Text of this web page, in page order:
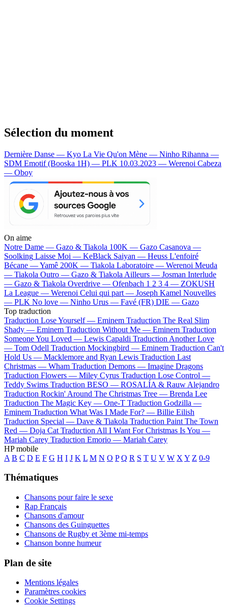
Sélection du moment
Dernière Danse — Kyo La Vie Qu'on Mène — Ninho Rihanna —
SDM Emotif (Booska 1H) — PLK 10.03.2023 — Werenoi Cabeza
— Oboy
On aime
Notre Dame — Gazo & Tiakola 100K — Gazo Casanova —
Soolking Laisse Moi — KeBlack Saiyan — Heuss L'enfoiré
Bécane —Yamê 200K — Tiakola Laboratoire — Werenoi Meuda
— Tiakola Outro — Gazo & Tiakola Ailleurs — Josman Interlude
— Gazo & Tiakola Overdrive — Ofenbach 1 2 3 4 — ZOKUSH
La League — Werenoi Celui qui part — Joseph Kamel Nouvelles
— PLK No love — Ninho Urus — Favé (FR) DIE — Gazo
Top traduction
Traduction Lose Yourself — Eminem Traduction The Real Slim
Shady — Eminem Traduction Without Me — Eminem Traduction
Someone You Loved — Lewis Capaldi Traduction Another Love
— Tom Odell Traduction Mockingbird — Eminem Traduction Can't
Hold Us — Macklemore and Ryan Lewis Traduction Last
Christmas — Wham Traduction Demons — Imagine Dragons
Traduction Flowers — Miley Cyrus Traduction Lose Control —
Teddy Swims Traduction BESO — ROSALÍA & Rauw Alejandro
Traduction Rockin' Around The Christmas Tree — Brenda Lee
Traduction The Magic Key — One-T Traduction Godzilla —
Eminem Traduction What Was I Made For? — Billie Eilish
Traduction Special — Dave & Tiakola Traduction Paint The Town
Red — Doja Cat Traduction All I Want For Christmas Is You —
Mariah Carey Traduction Emorio — Mariah Carey
HP mobile
A B C D E F G H I J K L M N O P Q R S T U V W X Y Z 0-9
Thématiques
Chansons pour faire le sexe
Rap Français
Chansons d'amour
Chansons des Guinguettes
Chansons de Rugby et 3ème mi-temps
Chanson bonne humeur
Plan de site
Mentions légales
Paramètres cookies
Cookie Settings